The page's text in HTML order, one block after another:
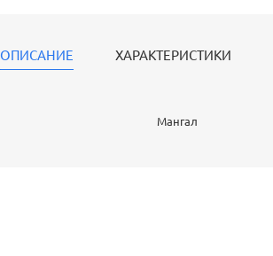
ОПИСАНИЕ ХАРАКТЕРИСТИКИ
Мангал